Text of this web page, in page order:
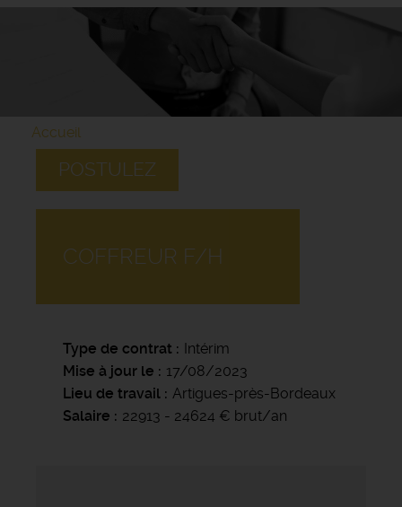
Accueil
POSTULEZ
COFFREUR F/H
Type de contrat
Intérim
Mise à jour le
17/08/2023
Lieu de travail
Artigues-près-Bordeaux
Salaire
22913 - 24624 € brut/an